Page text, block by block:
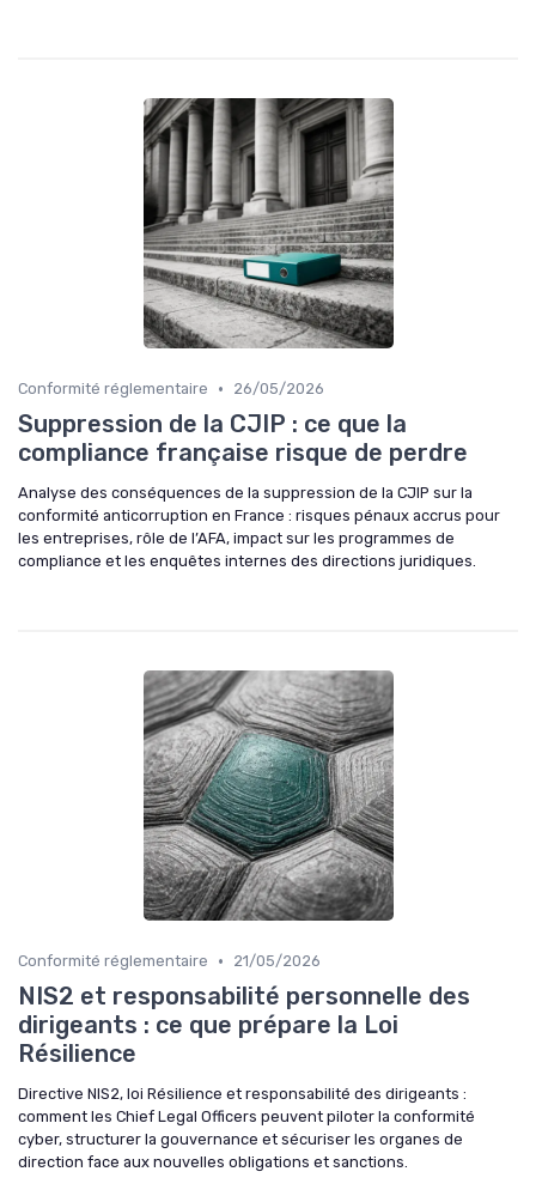
Conformité réglementaire • 26/05/2026
Suppression de la CJIP : ce que la
compliance française risque de perdre
Analyse des conséquences de la suppression de la CJIP sur la
conformité anticorruption en France : risques pénaux accrus pour
les entreprises, rôle de l’AFA, impact sur les programmes de
compliance et les enquêtes internes des directions juridiques.
Conformité réglementaire • 21/05/2026
NIS2 et responsabilité personnelle des
dirigeants : ce que prépare la Loi
Résilience
Directive NIS2, loi Résilience et responsabilité des dirigeants :
comment les Chief Legal Officers peuvent piloter la conformité
cyber, structurer la gouvernance et sécuriser les organes de
direction face aux nouvelles obligations et sanctions.